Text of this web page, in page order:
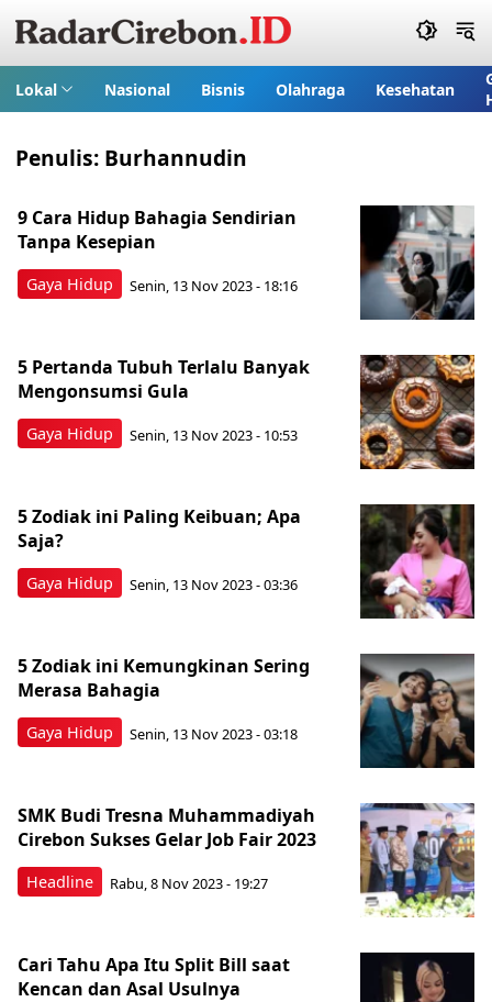
Lokal Nasional Bisnis Olahraga Kesehatan
Penulis: Burhannudin
Gaya Hidup
9 Cara Hidup Bahagia Sendirian
Tanpa Kesepian
Senin, 13 Nov 2023 - 18:16
Gaya Hidup
5 Pertanda Tubuh Terlalu Banyak
Mengonsumsi Gula
Senin, 13 Nov 2023 - 10:53
Gaya Hidup
5 Zodiak ini Paling Keibuan; Apa
Saja?
Senin, 13 Nov 2023 - 03:36
Gaya Hidup
5 Zodiak ini Kemungkinan Sering
Merasa Bahagia
Senin, 13 Nov 2023 - 03:18
Headline
SMK Budi Tresna Muhammadiyah
Cirebon Sukses Gelar Job Fair 2023
Rabu, 8 Nov 2023 - 19:27
Cari Tahu Apa Itu Split Bill saat
Kencan dan Asal Usulnya